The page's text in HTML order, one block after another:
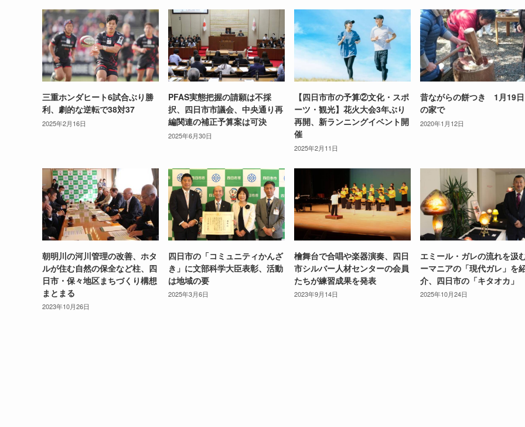
三重ホンダヒート6試合ぶり勝
利、劇的な逆転で38対37
2025年2月16日
PFAS実態把握の請願は不採
択、四日市市議会、中央通り再
編関連の補正予算案は可決
2025年6月30日
【四日市市の予算②文化・スポ
ーツ・観光】花火大会3年ぶり
再開、新ランニングイベント開
催
2025年2月11日
昔ながらの餅つき 1月19
の家で
2020年1月12日
朝明川の河川管理の改善、ホタ
ルが住む自然の保全など柱、四
日市・保々地区まちづくり構想
まとまる
2023年10月26日
四日市の「コミュニティかんざ
き」に文部科学大臣表彰、活動
は地域の要
2025年3月6日
檜舞台で合唱や楽器演奏、四日
市シルバー人材センターの会員
たちが練習成果を発表
2023年9月14日
エミール・ガレの流れを汲
ーマニアの「現代ガレ」を
介、四日市の「キタオカ」
2025年10月24日